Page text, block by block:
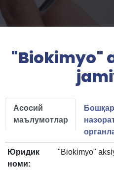
"Biokimyo"
Асосий
маълумотлар
Юридик
номи:
"Biokimyo"